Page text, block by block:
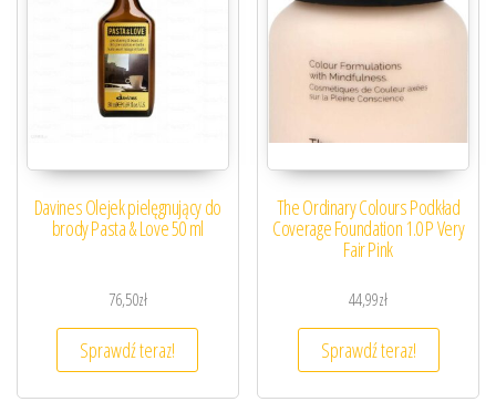
Davines Olejek pielęgnujący do
brody Pasta & Love 50 ml
76,50zł
Sprawdź teraz!
The Ordinary Colours Podkład
Coverage Foundation 1.0 P Very
Fair Pink
44,99zł
Sprawdź teraz!